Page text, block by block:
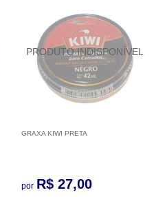
GRAXA KIWI PRETA
por R$ 27,00